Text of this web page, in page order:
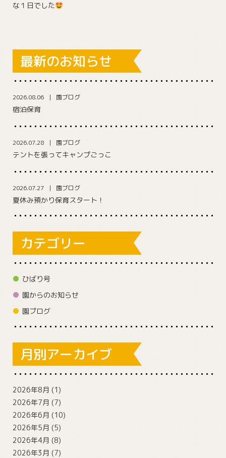
な１日でした
最新のお知らせ
2026.08.06 園ブログ
宿泊保育
2026.07.28 園ブログ
テントを張ってキャンプごっこ
2026.07.27 園ブログ
夏休み預かり保育スタート！
カテゴリー
ひばり号
園からのお知らせ
園ブログ
月別アーカイブ
2026年8月 (1)
2026年7月 (7)
2026年6月 (10)
2026年5月 (5)
2026年4月 (8)
2026年3月 (7)